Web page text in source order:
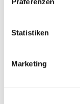
Präferenzen
Statistiken
Marketing